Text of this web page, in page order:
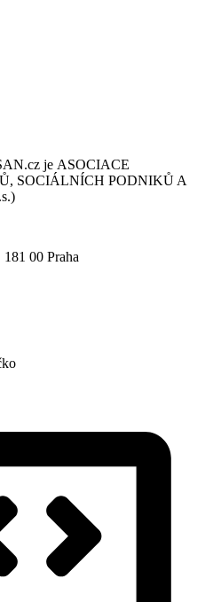
je ASOCIACE
SOCIÁLNÍCH PODNIKŮ A
00 Praha